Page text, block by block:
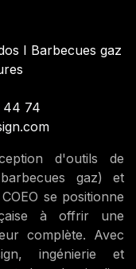
I Barbecues gaz
44 74
d'outils de
gaz) et
se positionne
à offrir une
complète. Avec
ingénierie et